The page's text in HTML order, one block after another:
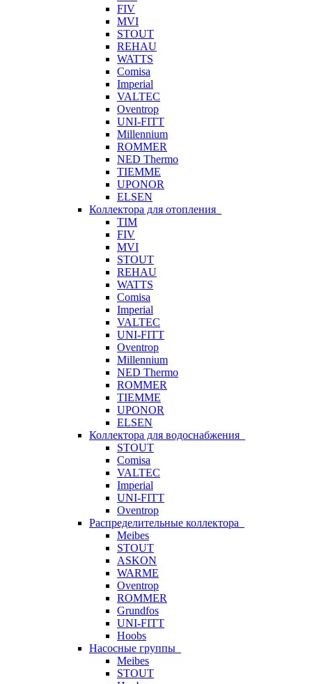
FIV
MVI
STOUT
REHAU
WATTS
Comisa
Imperial
VALTEC
Oventrop
UNI-FITT
Millennium
ROMMER
NED Thermo
TIEMME
UPONOR
ELSEN
Коллектора для отопления
TIM
FIV
MVI
STOUT
REHAU
WATTS
Comisa
Imperial
VALTEC
UNI-FITT
Oventrop
Millennium
NED Thermo
ROMMER
TIEMME
UPONOR
ELSEN
Коллектора для водоснабжения
STOUT
Comisa
VALTEC
Imperial
UNI-FITT
Oventrop
Распределительные коллектора
Meibes
STOUT
ASKON
WARME
Oventrop
ROMMER
Grundfos
UNI-FITT
Hoobs
Насосные группы
Meibes
STOUT